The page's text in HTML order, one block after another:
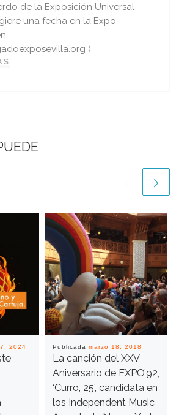
de la Exposición Universal
una fecha en la Expo-
)
2024 Publicada marzo 18, 2018
La canción del XXV
Aniversario de EXPO’92,
‘Curro, 25’, candidata en
los Independent Music